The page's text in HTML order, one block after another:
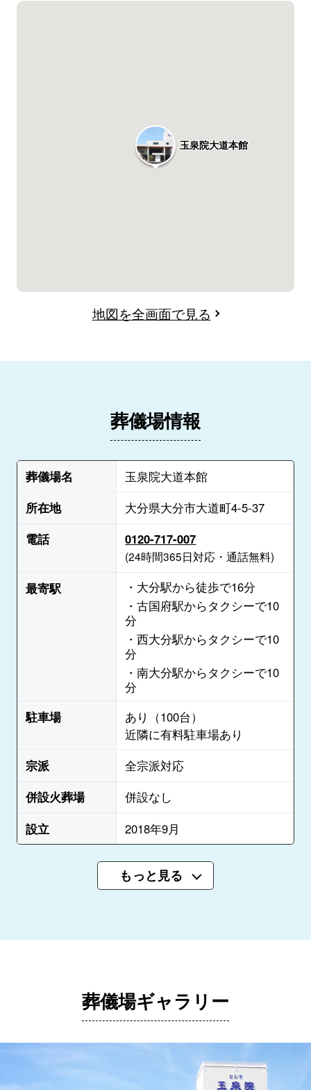
玉泉院大道本館
地図を全画面で見る
葬儀場情報
葬儀場名
玉泉院大道本館
所在地
大分県大分市大道町4-5-37
電話
0120-717-007
(24時間365日対応・通話無料)
最寄駅
・大分駅から徒歩で16分
・古国府駅からタクシーで10
分
・西大分駅からタクシーで10
分
・南大分駅からタクシーで10
分
駐車場
あり（100台）
近隣に有料駐車場あり
宗派
全宗派対応
併設火葬場
併設なし
設立
2018年9月
もっと見る
葬儀場ギャラリー